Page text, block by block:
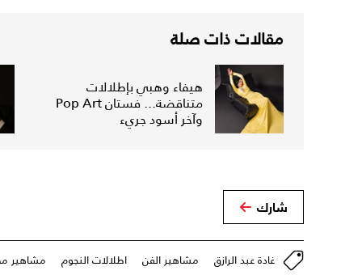
مقالات ذات صلة
هيفاء وهبي بإطلالات
متناقضة... فستان Pop Art
وآخر أسود جريء
شارك
غادة عبد الرازق مشاهير الفن اطلالات النجوم مشاهير